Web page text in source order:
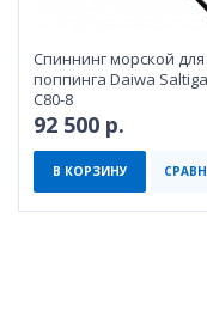
Спиннинг морской для
поппинга Daiwa
C80-8
92 500 р.
В КОРЗИНУ